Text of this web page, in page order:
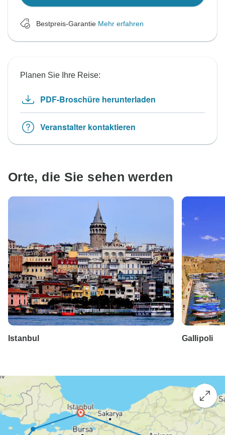
Bestpreis-Garantie Mehr erfahren
Planen Sie Ihre Reise:
PDF-Broschüre herunterladen
Veranstalter kontaktieren
Orte, die Sie sehen werden
Istanbul Gallipoli